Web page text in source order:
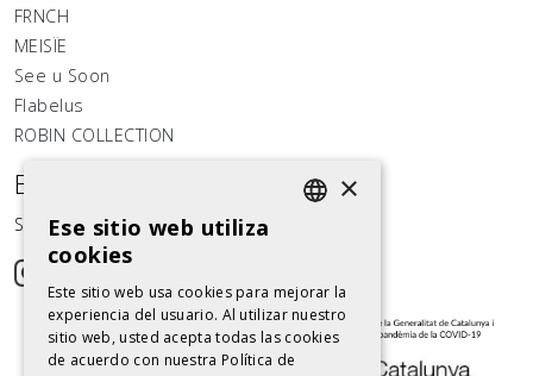
FRNCH
MEISÏE
See u Soon
Flabelus
ROBIN COLLECTION
Estemos conectados
Síguenos en las redes sociales
×
Ese sitio web utiliza
cookies
Este sitio web usa cookies para mejorar la
experiencia del usuario. Al utilizar nuestro
sitio web, usted acepta todas las cookies
de acuerdo con nuestra Política de